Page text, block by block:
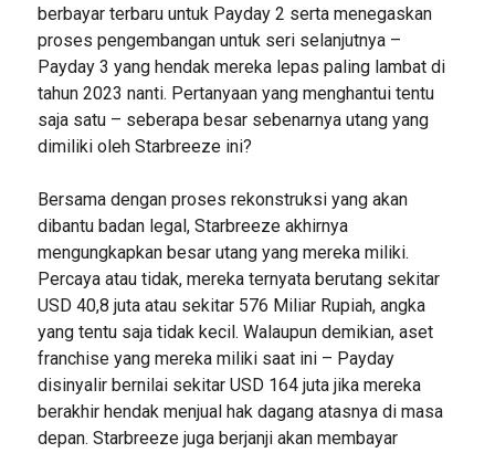
berbayar terbaru untuk Payday 2 serta menegaskan
proses pengembangan untuk seri selanjutnya –
Payday 3 yang hendak mereka lepas paling lambat di
tahun 2023 nanti. Pertanyaan yang menghantui tentu
saja satu – seberapa besar sebenarnya utang yang
dimiliki oleh Starbreeze ini?
Bersama dengan proses rekonstruksi yang akan
dibantu badan legal, Starbreeze akhirnya
mengungkapkan besar utang yang mereka miliki.
Percaya atau tidak, mereka ternyata berutang sekitar
USD 40,8 juta atau sekitar 576 Miliar Rupiah, angka
yang tentu saja tidak kecil. Walaupun demikian, aset
franchise yang mereka miliki saat ini – Payday
disinyalir bernilai sekitar USD 164 juta jika mereka
berakhir hendak menjual hak dagang atasnya di masa
depan. Starbreeze juga berjanji akan membayar